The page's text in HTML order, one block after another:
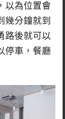
以為位置會
幾分鐘就到
路後就可以
停車，餐廳